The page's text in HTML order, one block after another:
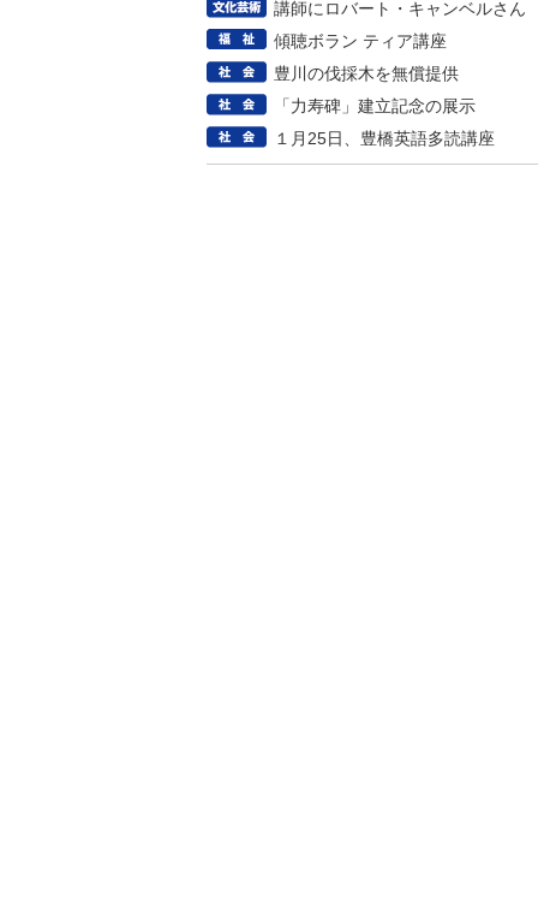
講師にロバート・キャンベルさん
傾聴ボラン ティア講座
豊川の伐採木を無償提供
「力寿碑」建立記念の展示
１月25日、豊橋英語多読講座